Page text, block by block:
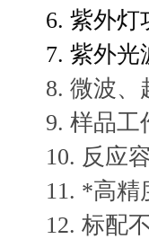
6. 紫外灯
7. 紫外光
8. 微波、
9. 样品工
10. 反应
11. *高精
12. 标配